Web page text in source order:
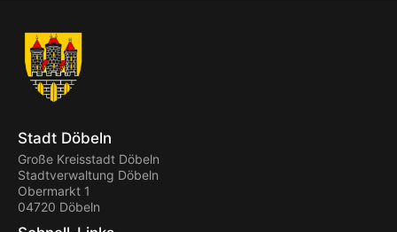
Stadt Döbeln
Große Kreisstadt Döbeln
Stadtverwaltung Döbeln
Obermarkt 1
04720 Döbeln